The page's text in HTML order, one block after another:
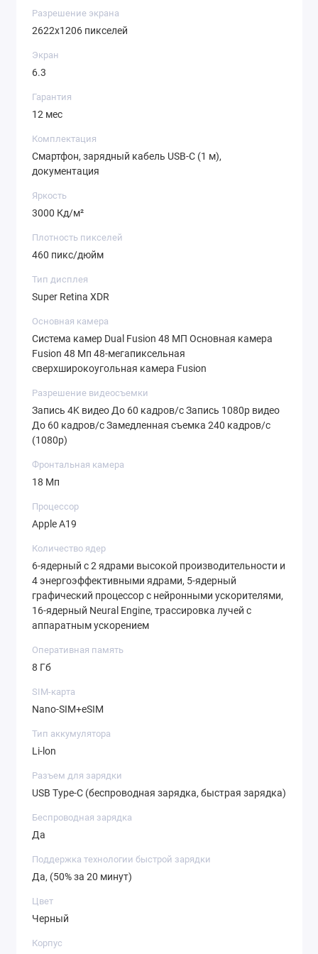
Разрешение экрана
2622x1206 пикселей
Экран
6.3
Гарантия
12 мес
Комплектация
Смартфон, зарядный кабель USB-C (1 м),
документация
Яркость
3000 Кд/м²
Плотность пикселей
460 пикс/дюйм
Тип дисплея
Super Retina XDR
Основная камера
Система камер Dual Fusion 48 МП Основная камера
Fusion 48 Мп 48-мегапиксельная
сверхширокоугольная камера Fusion
Разрешение видеосъемки
Запись 4K видео До 60 кадров/c Запись 1080p видео
До 60 кадров/c Замедленная съемка 240 кадров/c
(1080p)
Фронтальная камера
18 Мп
Процессор
Apple A19
Количество ядер
6-ядерный с 2 ядрами высокой производительности и
4 энергоэффективными ядрами, 5-ядерный
графический процессор с нейронными ускорителями,
16-ядерный Neural Engine, трассировка лучей с
аппаратным ускорением
Оперативная память
8 Гб
SIM-карта
Nano-SIM+eSIM
Тип аккумулятора
Li-lon
Разъем для зарядки
USB Type-C (беспроводная зарядка, быстрая зарядка)
Беспроводная зарядка
Да
Поддержка технологии быстрой зарядки
Да, (50% за 20 минут)
Цвет
Черный
Корпус